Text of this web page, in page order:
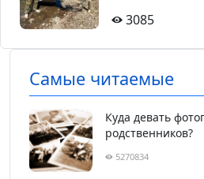
3085
Самые читаемые
Куда девать
родственников?
5270834